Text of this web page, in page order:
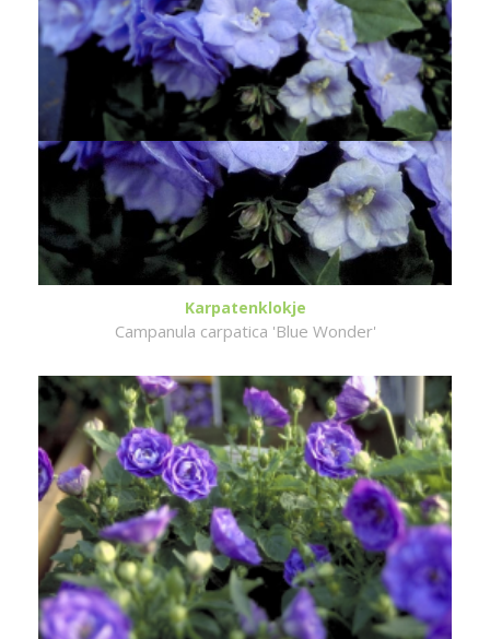
Karpatenklokje
Campanula carpatica 'Blue Wonder'